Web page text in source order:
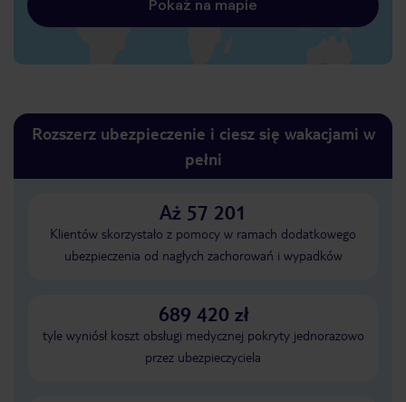
Pokaż na mapie
Rozszerz ubezpieczenie i ciesz się wakacjami w
pełni
Aż 57 201
Klientów skorzystało z pomocy w ramach dodatkowego
ubezpieczenia od nagłych zachorowań i wypadków
689 420 zł
tyle wyniósł koszt obsługi medycznej pokryty jednorazowo
przez ubezpieczyciela